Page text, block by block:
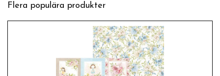
Flera populära produkter